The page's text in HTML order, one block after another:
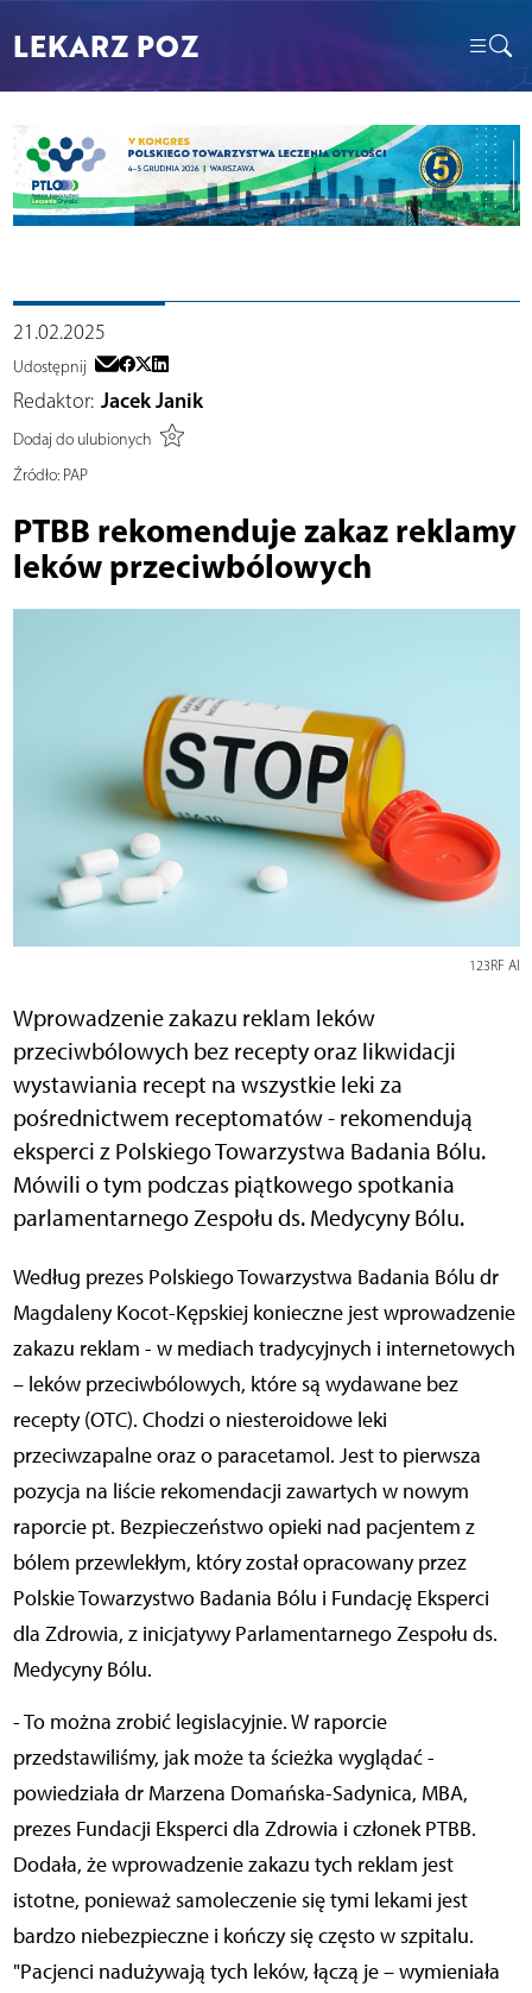
LEKARZ POZ
21.02.2025
Udostępnij
Redaktor: Jacek Janik
Dodaj do ulubionych
Źródło:PAP
PTBB rekomenduje zakaz reklamy
leków przeciwbólowych
123RF AI
Wprowadzenie zakazu reklam leków
przeciwbólowych bez recepty oraz likwidacji
wystawiania recept na wszystkie leki za
pośrednictwem receptomatów - rekomendują
eksperci z Polskiego Towarzystwa Badania Bólu.
Mówili o tym podczas piątkowego spotkania
parlamentarnego Zespołu ds. Medycyny Bólu.
Według prezes Polskiego Towarzystwa Badania Bólu dr
Magdaleny Kocot-Kępskiej konieczne jest wprowadzenie
zakazu reklam - w mediach tradycyjnych i internetowych
– leków przeciwbólowych, które są wydawane bez
recepty (OTC). Chodzi o niesteroidowe leki
przeciwzapalne oraz o paracetamol. Jest to pierwsza
pozycja na liście rekomendacji zawartych w nowym
raporcie pt. Bezpieczeństwo opieki nad pacjentem z
bólem przewlekłym, który został opracowany przez
Polskie Towarzystwo Badania Bólu i Fundację Eksperci
dla Zdrowia, z inicjatywy Parlamentarnego Zespołu ds.
Medycyny Bólu.
- To można zrobić legislacyjnie. W raporcie
przedstawiliśmy, jak może ta ścieżka wyglądać -
powiedziała dr Marzena Domańska-Sadynica, MBA,
prezes Fundacji Eksperci dla Zdrowia i członek PTBB.
Dodała, że wprowadzenie zakazu tych reklam jest
istotne, ponieważ samoleczenie się tymi lekami jest
bardzo niebezpieczne i kończy się często w szpitalu.
"Pacjenci nadużywają tych leków, łączą je – wymieniała